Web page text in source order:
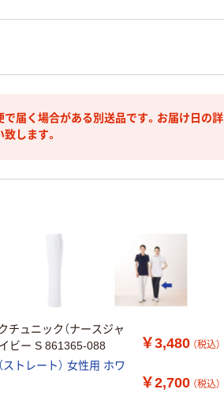
届く場合がある別送品です。お届け日の詳
します。
チュニック（ナースジャ
ビー S 861365-088
￥3,480 （税込）
ストレート） 女性用 ホワ
￥2,700 （税込）